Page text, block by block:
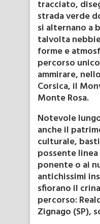
tracciato,
strada verde
si alternano a
talvolta
forme e
percorso
ammirare,
Corsica, il
Monte Rosa.
Notevole
anche il
culturale,
possente
ponente o ai
antichissimi
sfiorano il
percorso:
Zignago (SP),